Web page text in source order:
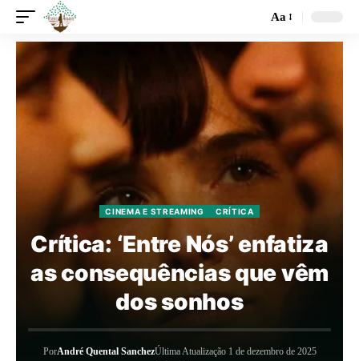
Aa
CINEMA E STREAMING CRÍTICA
Crítica: ‘Entre Nós’ enfatiza
as consequências que vêm
dos sonhos
PorAndré Quental SanchezÚltima Atualização 1 de dezembro de 2025